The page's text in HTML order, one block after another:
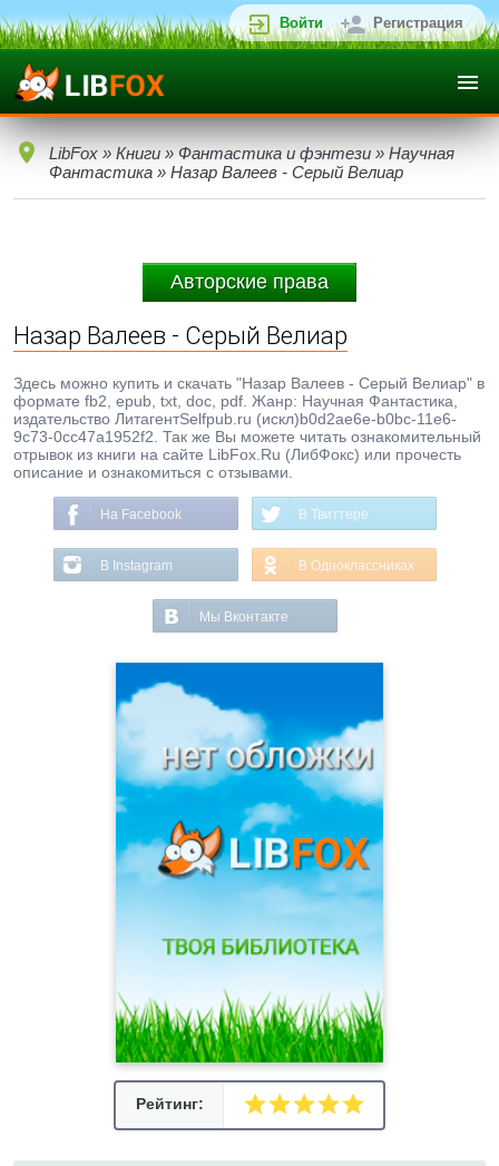
Войти Регистрация
LibFox » Книги » Фантастика и фэнтези » Научная
Фантастика » Назар Валеев - Серый Велиар
Авторские права
Назар Валеев - Серый Велиар
Здесь можно купить и скачать "Назар Валеев - Серый Велиар" в
формате fb2, epub, txt, doc, pdf. Жанр: Научная Фантастика,
издательство ЛитагентSelfpub.ru (искл)b0d2ae6e-b0bc-11e6-
9c73-0cc47a1952f2. Так же Вы можете читать ознакомительный
отрывок из книги на сайте LibFox.Ru (ЛибФокс) или прочесть
описание и ознакомиться с отзывами.
На Facebook В Твиттере
В Instagram В Одноклассниках
Мы Вконтакте
Рейтинг: